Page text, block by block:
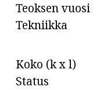
Teoksen vuosi
Tekniikka
Koko (k x l)
Status